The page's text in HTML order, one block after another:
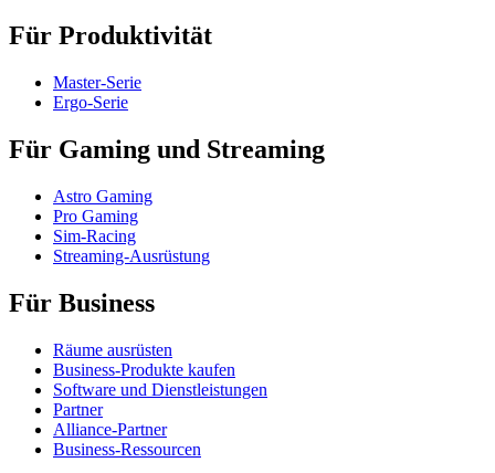
Für Produktivität
Master-Serie
Ergo-Serie
Für Gaming und Streaming
Astro Gaming
Pro Gaming
Sim-Racing
Streaming-Ausrüstung
Für Business
Räume ausrüsten
Business-Produkte kaufen
Software und Dienstleistungen
Partner
Alliance-Partner
Business-Ressourcen